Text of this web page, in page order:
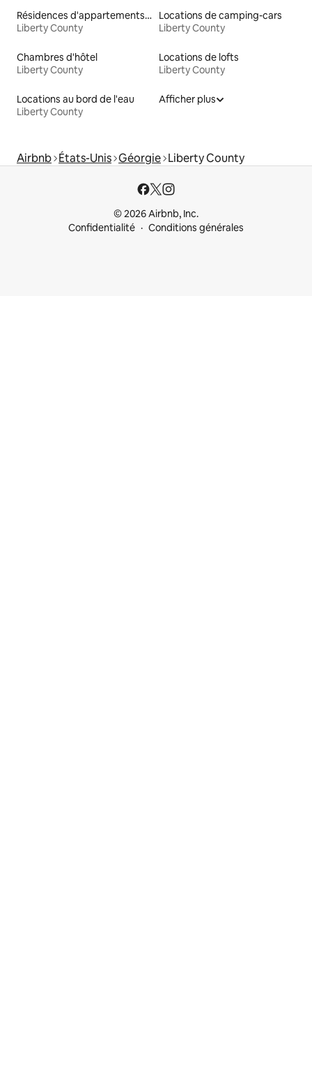
Résidences d'appartements en location
Liberty County
Locations de camping-cars
Liberty County
Chambres d'hôtel
Liberty County
Locations de lofts
Liberty County
Locations au bord de l'eau
Liberty County
Afficher plus
Airbnb États-Unis Géorgie Liberty County
© 2026 Airbnb, Inc.
Confidentialité
Conditions générales